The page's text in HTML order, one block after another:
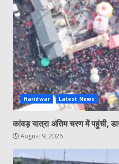
Haridwar Latest News
कांवड़ यात्रा अंतिम चरण में पहुंची,
August 9, 2026